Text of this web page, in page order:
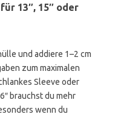
13″, 15″ oder
und addiere 1–2 cm
zum maximalen
Sleeve oder
brauchst du mehr
wenn du